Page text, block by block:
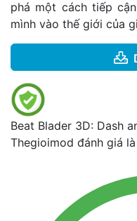
phá một cách tiếp
mình vào thế giới của
Beat Blader 3D: Dash
Thegioimod đánh giá